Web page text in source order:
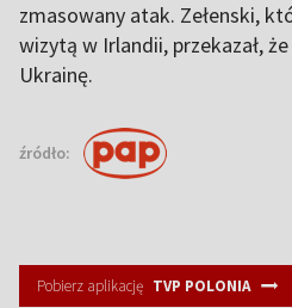
zmasowany atak. Zełenski,
wizytą w Irlandii, przekazał,
Ukrainę.
źródło:
Pobierz aplikację TVP POLONIA